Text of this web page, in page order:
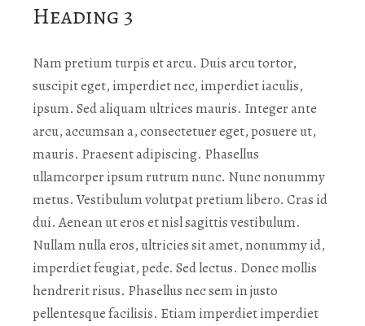
Heading 3
Nam pretium turpis et arcu. Duis arcu tortor,
suscipit eget, imperdiet nec, imperdiet iaculis,
ipsum. Sed aliquam ultrices mauris. Integer ante
arcu, accumsan a, consectetuer eget, posuere ut,
mauris. Praesent adipiscing. Phasellus
ullamcorper ipsum rutrum nunc. Nunc nonummy
metus. Vestibulum volutpat pretium libero. Cras id
dui. Aenean ut eros et nisl sagittis vestibulum.
Nullam nulla eros, ultricies sit amet, nonummy id,
imperdiet feugiat, pede. Sed lectus. Donec mollis
hendrerit risus. Phasellus nec sem in justo
pellentesque facilisis. Etiam imperdiet imperdiet